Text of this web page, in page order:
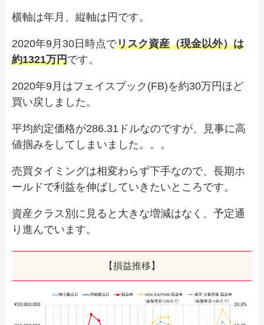
横軸は年月、縦軸は円です。
2020年9月30日時点でリスク資産（現金以外）は
約1321万円です。
2020年9月はフェイスブック(FB)を約30万円ほど
買い戻しました。
平均約定価格が286.31ドルなのですが、見事に高
値掴みをしてしまいました。。。
売買タイミングは相変わらず下手なので、長期ホ
ールドで利益を伸ばしていきたいところです。
資産クラス別に見ると大きな増減はなく、予定通
り進んでいます。
【損益推移】